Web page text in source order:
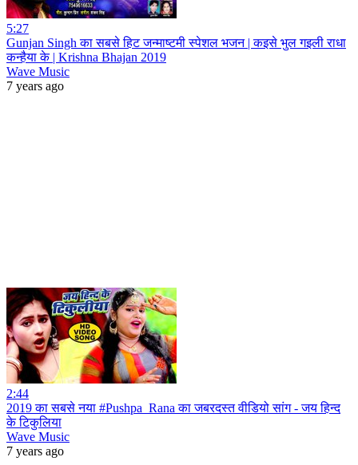
5:27
Gunjan Singh का सबसे हिट जन्माष्टमी स्पेशल भजन | कइसे भुल गइली राधा
कन्हैया के | Krishna Bhajan 2019
Wave Music
7 years ago
2:44
2019 का सबसे नया #Pushpa_Rana का जबरदस्त वीडियो सांग - जय हिन्द
के टिकुलिया
Wave Music
7 years ago